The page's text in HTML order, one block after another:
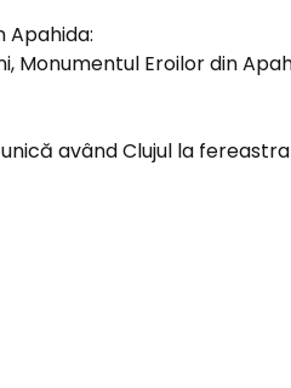
Monumentul Eroilor din
având Clujul la